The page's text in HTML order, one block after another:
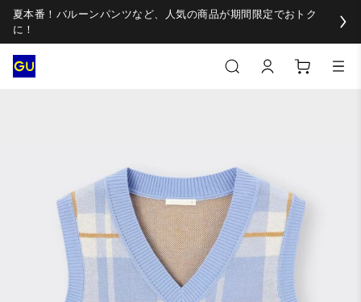
夏本番！バルーンパンツなど、人気の商品が期間限定でおトク
に！